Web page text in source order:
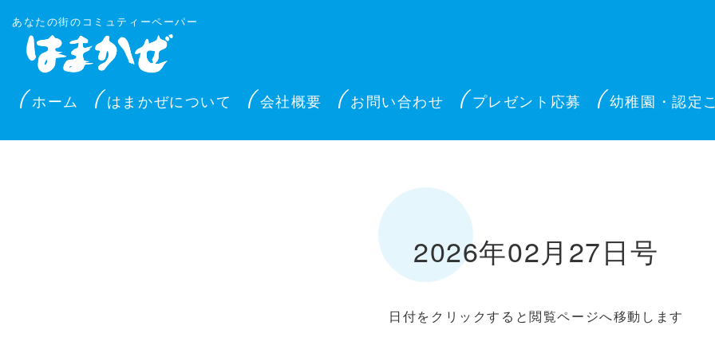
あなたの街のコミュティーペーパー
ホーム はまかぜについて 会社概要 お問い合わせ プレゼント応募 幼稚園・認定
2026年02月27日号
日付をクリックすると閲覧ページへ移動します